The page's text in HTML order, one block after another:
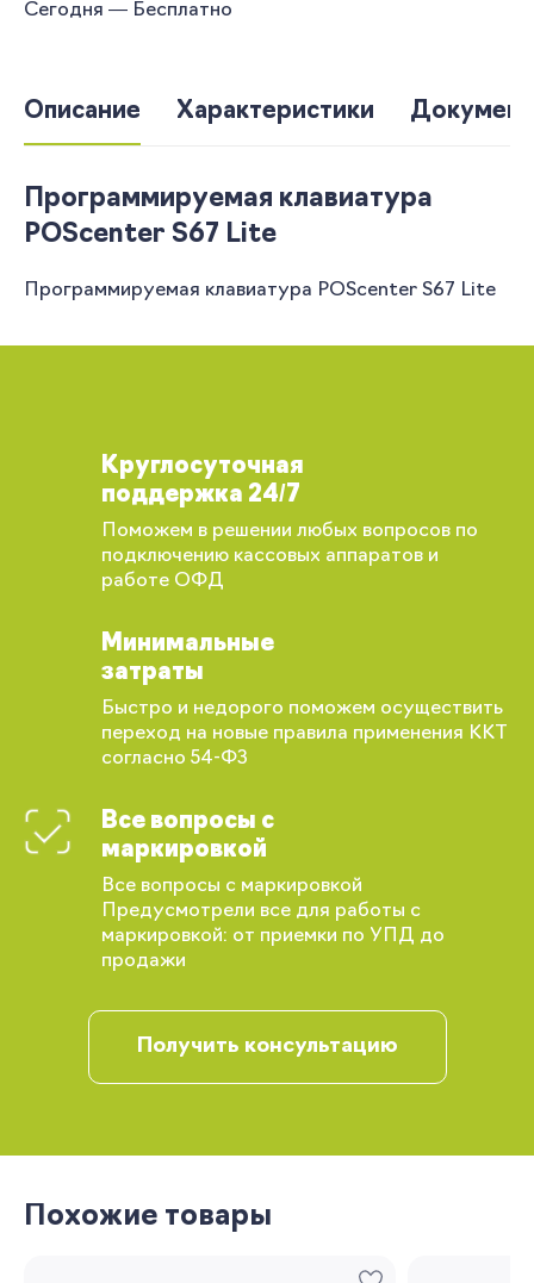
Сегодня — Бесплатно
Описание Характеристики
Программируемая клавиатура
POScenter S67 Lite
Программируемая клавиатура POScenter S67 Lite
Круглосуточная
поддержка 24/7
Поможем в решении любых вопросов по
подключению кассовых аппаратов и
работе ОФД
Минимальные
затраты
Быстро и недорого поможем осуществить
переход на новые правила применения ККТ
согласно 54-ФЗ
Все вопросы с
маркировкой
Все вопросы с маркировкой
Предусмотрели все для работы с
маркировкой: от приемки по УПД до
продажи
Получить консультацию
Похожие товары
Вы сможете отслеживать статус своих